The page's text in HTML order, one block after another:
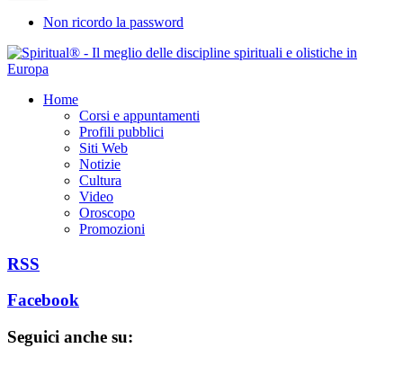
Non ricordo la password
Home
Corsi e appuntamenti
Profili pubblici
Siti Web
Notizie
Cultura
Video
Oroscopo
Promozioni
RSS
Facebook
Seguici anche su: